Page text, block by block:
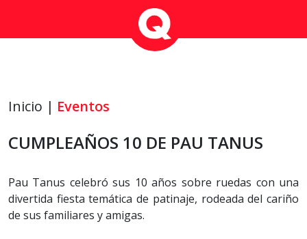
Inicio | Eventos
CUMPLEAÑOS 10 DE PAU TANUS
Pau Tanus celebró sus 10 años sobre ruedas con una
divertida fiesta temática de patinaje, rodeada del cariño
de sus familiares y amigas.